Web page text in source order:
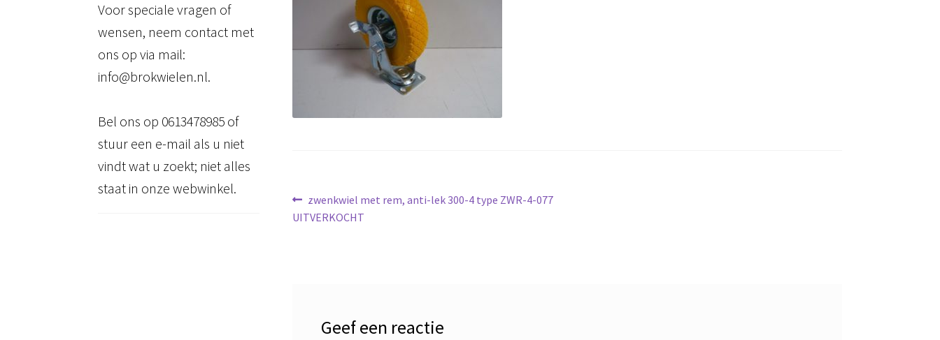
Bericht
navigatie
Vorig
bericht:
zwenkwiel met rem, anti-lek 300-4 type ZWR-4-077
UITVERKOCHT
Geef een reactie
Voor speciale vragen of
wensen, neem contact met
ons op via mail:
info@brokwielen.nl.
Bel ons op 0613478985 of
stuur een e-mail als u niet
vindt wat u zoekt; niet alles
staat in onze webwinkel.